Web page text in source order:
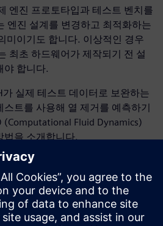
엔진 프로토타입과 테스트 벤치를
엔진 설계를 변경하고 최적화하는
미이기도 합니다. 이상적인 경우
최초 하드웨어가 제작되기 전 설
야 합니다.
가 실제 테스트 데이터로 보완하는
트를 사용해 열 제거를 예측하기
(Computational Fluid Dynamics)
법을 소개합니다.
테스트 보완
1D/3D 표현에 기반해 시뮬레이션